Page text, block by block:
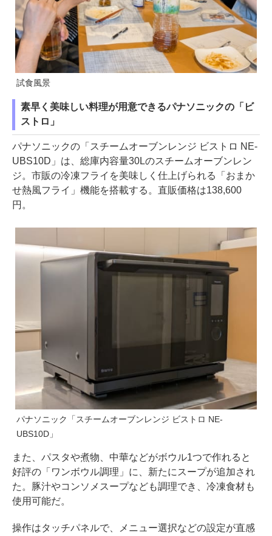
試食風景
素早く美味しい料理が用意できるパナソニックの「ビ
ストロ」
パナソニックの「スチームオーブンレンジ ビストロ NE-
UBS10D」は、総庫内容量30Lのスチームオーブンレン
ジ。市販の冷凍フライを美味しく仕上げられる「おまか
せ熱風フライ」機能を搭載する。直販価格は138,600
円。
パナソニック「スチームオーブンレンジ ビストロ NE-
UBS10D」
また、パスタや煮物、中華などがボウル1つで作れると
好評の「ワンボウル調理」に、新たにスープが追加され
た。豚汁やコンソメスープなども調理でき、冷凍食材も
使用可能だ。
操作はタッチパネルで、メニュー選択などの設定が直感